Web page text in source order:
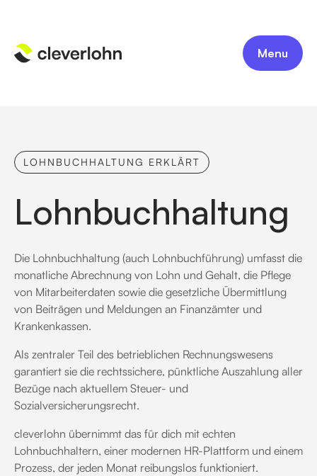
Menu
LOHNBUCHHALTUNG ERKLÄRT
Lohnbuchhaltung
Die Lohnbuchhaltung (auch Lohnbuchführung) umfasst die
monatliche Abrechnung von Lohn und Gehalt, die Pflege
von Mitarbeiterdaten sowie die gesetzliche Übermittlung
von Beiträgen und Meldungen an Finanzämter und
Krankenkassen.
Als zentraler Teil des betrieblichen Rechnungswesens
garantiert sie die rechtssichere, pünktliche Auszahlung aller
Bezüge nach aktuellem Steuer- und
Sozialversicherungsrecht.
cleverlohn übernimmt das für dich mit echten
Lohnbuchhaltern, einer modernen HR-Plattform und einem
Prozess, der jeden Monat reibungslos funktioniert.